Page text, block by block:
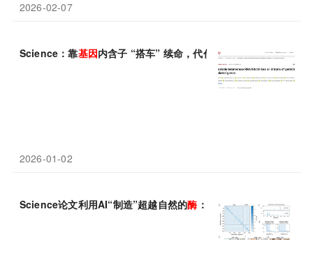
2026-02-07
Science：靠基因内含子 “搭车” 续命，代代繁衍、不受端粒损耗
2026-01-02
Science论文利用AI“制造”超越自然的酶：合成TnpB基因编辑器